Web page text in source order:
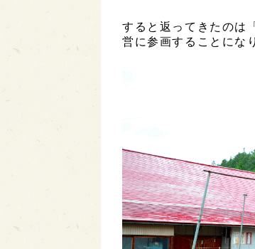
すると返ってきたのは
営に参画することにな